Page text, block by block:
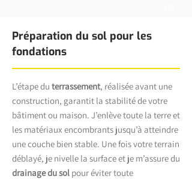
Préparation du sol pour les
fondations
L’étape du terrassement, réalisée avant une
construction, garantit la stabilité de votre
bâtiment ou maison. J’enlève toute la terre et
les matériaux encombrants jusqu’à atteindre
une couche bien stable. Une fois votre terrain
déblayé, je nivelle la surface et je m’assure du
drainage du sol pour éviter toute